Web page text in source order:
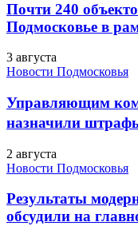
Почти 240
Подмосковье в
3 августа
Новости Подмосковья
Управляющим
назначили
2 августа
Новости Подмосковья
Результаты
обсудили на